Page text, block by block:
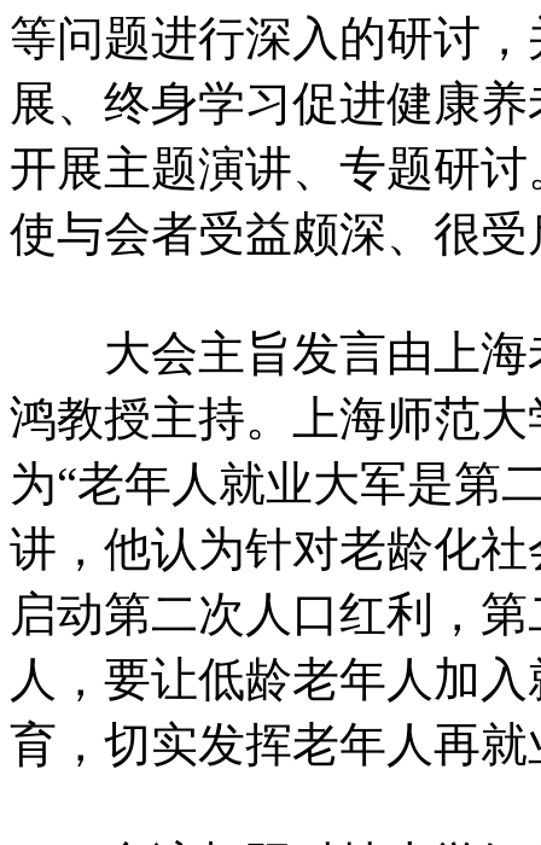
等问题进行深入的研讨
展、终身学习促进健康
开展主题演讲、专题研
使与会者受益颇深、很受
大会主旨发言由上海
鸿教授主持。上海师范
为“老年人就业大军是第
讲，他认为针对老龄化
启动第二次人口红利，
人，要让低龄老年人加
育，切实发挥老年人再